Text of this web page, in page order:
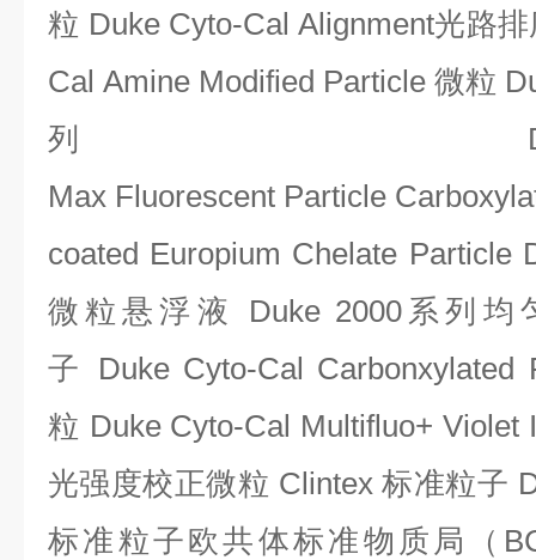
粒 Duke Cyto-Cal Alignment光路
Cal Amine Modified Particle 微粒
列
Duke
Max Fluorescent Particle
coated Europium Chelate Particle
微粒悬浮液
Duke 2000 系列均
子
Duke Cyto-Cal Carbonxylated
粒 Duke Cyto-Cal Multifluo+ Violet
光强度校正微粒 Clintex标准粒子
标准粒子欧共体标准物质局（